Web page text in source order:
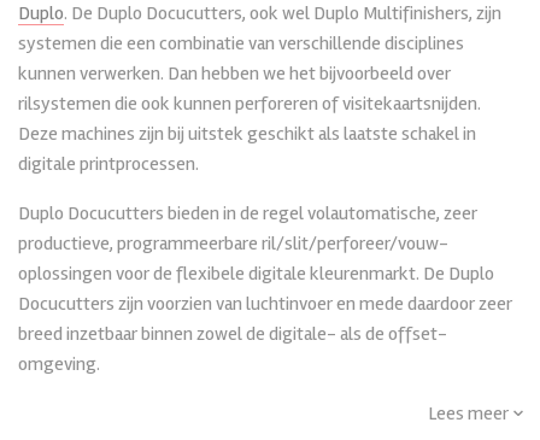
Duplo. De Duplo Docucutters, ook wel Duplo Multifinishers, zijn
systemen die een combinatie van verschillende disciplines
kunnen verwerken. Dan hebben we het bijvoorbeeld over
rilsystemen die ook kunnen perforeren of visitekaartsnijden.
Deze machines zijn bij uitstek geschikt als laatste schakel in
digitale printprocessen.
Duplo Docucutters bieden in de regel volautomatische, zeer
productieve, programmeerbare ril/slit/perforeer/vouw-
oplossingen voor de flexibele digitale kleurenmarkt. De Duplo
Docucutters zijn voorzien van luchtinvoer en mede daardoor zeer
breed inzetbaar binnen zowel de digitale- als de offset-
omgeving.
Lees meer